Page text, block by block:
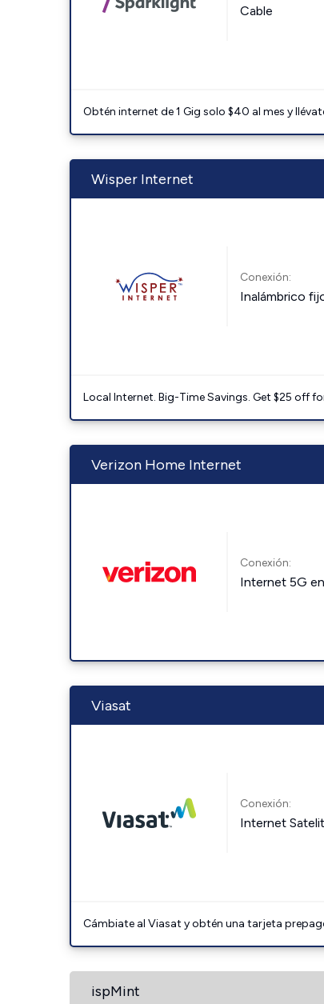
Cable
Obtén internet de 1 Gig solo $40 al mes y
Wisper Internet
Conexión:
Inalámbrico
Local Internet. Big-Time Savings. Get $25 off
Verizon Home Internet
Conexión:
Internet 5G
Viasat
Conexión:
Internet
Cámbiate al Viasat y obtén una tarjeta
ispMint